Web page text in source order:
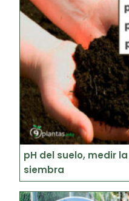
pH del suelo, medir
siembra